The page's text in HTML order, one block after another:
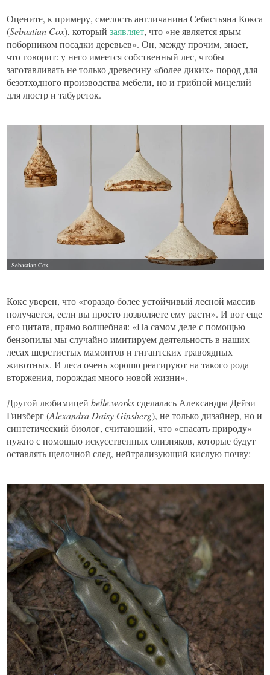
Оцените, к примеру, смелость англичанина Себастьяна Кокса
(Sebastian Cox), который заявляет, что «не является ярым
поборником посадки деревьев». Он, между прочим, знает,
что говорит: у него имеется собственный лес, чтобы
заготавливать не только древесину «более диких» пород для
безотходного производства мебели, но и грибной мицелий
для люстр и табуреток.
Кокс уверен, что «гораздо более устойчивый лесной массив
получается, если вы просто позволяете ему расти». И вот еще
его цитата, прямо волшебная: «На самом деле с помощью
бензопилы мы случайно имитируем деятельность в наших
лесах шерстистых мамонтов и гигантских травоядных
животных. И леса очень хорошо реагируют на такого рода
вторжения, порождая много новой жизни».
Другой любимицей belle.worksсделалась Александра Дейзи
Гинзберг (Alexandra Daisy Ginsberg), не только дизайнер, но и
синтетический биолог, считающий, что «спасать природу»
нужно с помощью искусственных слизняков, которые будут
оставлять щелочной след, нейтрализующий кислую почву: